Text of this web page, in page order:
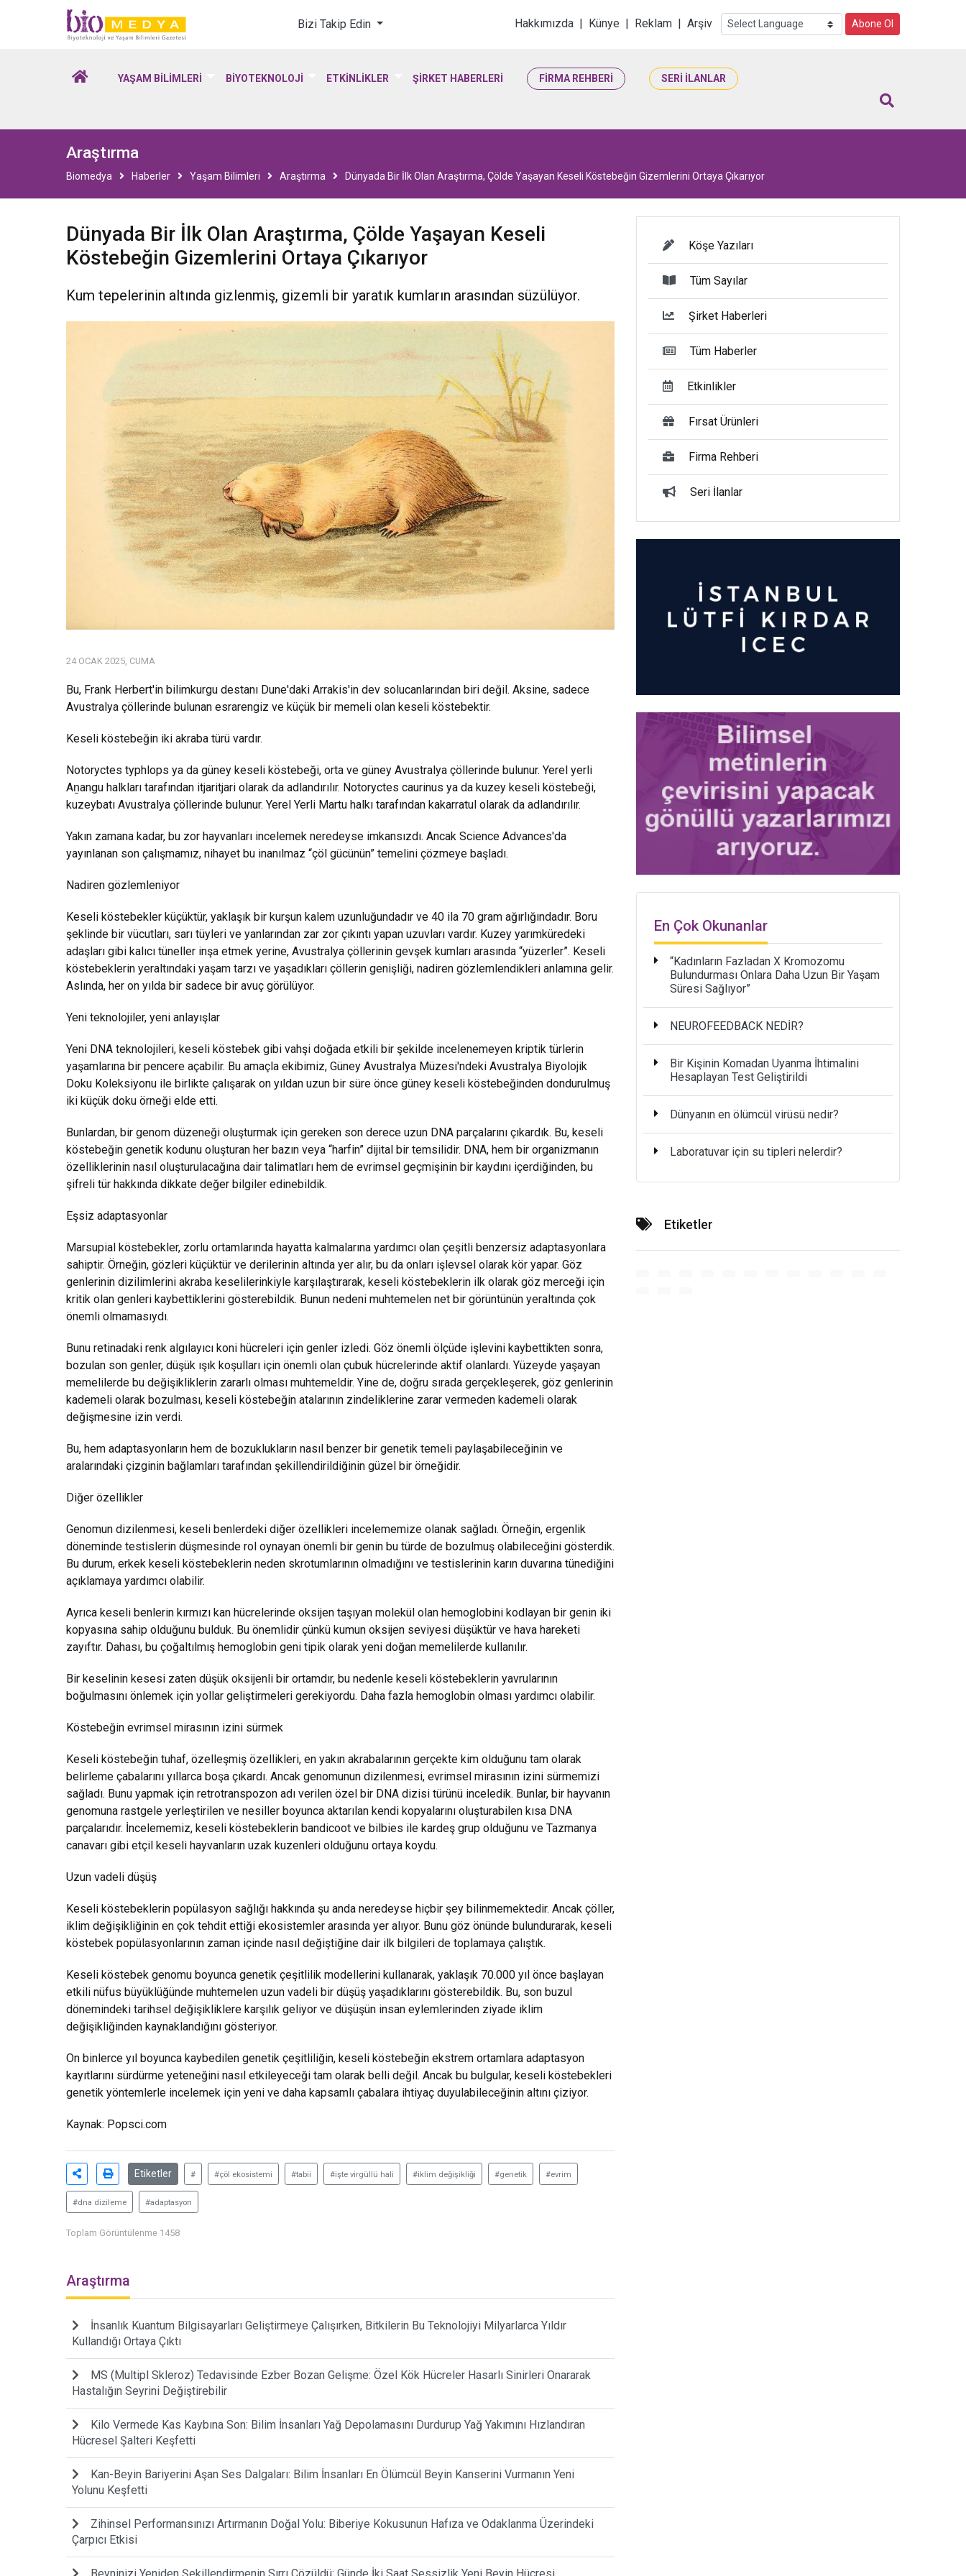
Biomedya - Biyoteknoloji & Yaşam Bilimleri
Bizi Takip Edin Hakkımızda | Künye | Reklam | Arşiv Abone Ol
YAŞAM BİLİMLERİ BİYOTEKNOLOJİ ETKİNLİKLER ŞİRKET HABERLERİ FİRMA REHBERİ SERİ İLANLAR
Araştırma
Biomedya Haberler Yaşam Bilimleri Araştırma Dünyada Bir İlk Olan Araştırma, Çölde Yaşayan Keseli Köstebeğin Gizemlerini Ortaya Çıkarıyor
Dünyada Bir İlk Olan Araştırma, Çölde Yaşayan Keseli
Köstebeğin Gizemlerini Ortaya Çıkarıyor
Kum tepelerinin altında gizlenmiş, gizemli bir yaratık kumların arasından süzülüyor.
24 OCAK 2025, CUMA
Bu, Frank Herbert'in bilimkurgu destanı Dune'daki Arrakis'in dev solucanlarından biri değil. Aksine, sadece
Avustralya çöllerinde bulunan esrarengiz ve küçük bir memeli olan keseli köstebektir.
Keseli köstebeğin iki akraba türü vardır.
Notoryctes typhlops ya da güney keseli köstebeği, orta ve güney Avustralya çöllerinde bulunur. Yerel yerli
Aṉangu halkları tarafından itjaritjari olarak da adlandırılır. Notoryctes caurinus ya da kuzey keseli köstebeği,
kuzeybatı Avustralya çöllerinde bulunur. Yerel Yerli Martu halkı tarafından kakarratul olarak da adlandırılır.
Yakın zamana kadar, bu zor hayvanları incelemek neredeyse imkansızdı. Ancak Science Advances'da
yayınlanan son çalışmamız, nihayet bu inanılmaz “çöl gücünün” temelini çözmeye başladı.
Nadiren gözlemleniyor
Keseli köstebekler küçüktür, yaklaşık bir kurşun kalem uzunluğundadır ve 40 ila 70 gram ağırlığındadır. Boru
şeklinde bir vücutları, sarı tüyleri ve yanlarından zar zor çıkıntı yapan uzuvları vardır. Kuzey yarımküredeki
adaşları gibi kalıcı tüneller inşa etmek yerine, Avustralya çöllerinin gevşek kumları arasında “yüzerler”. Keseli
köstebeklerin yeraltındaki yaşam tarzı ve yaşadıkları çöllerin genişliği, nadiren gözlemlendikleri anlamına gelir.
Aslında, her on yılda bir sadece bir avuç görülüyor.
Yeni teknolojiler, yeni anlayışlar
Yeni DNA teknolojileri, keseli köstebek gibi vahşi doğada etkili bir şekilde incelenemeyen kriptik türlerin
yaşamlarına bir pencere açabilir. Bu amaçla ekibimiz, Güney Avustralya Müzesi'ndeki Avustralya Biyolojik
Doku Koleksiyonu ile birlikte çalışarak on yıldan uzun bir süre önce güney keseli köstebeğinden dondurulmuş
iki küçük doku örneği elde etti.
Bunlardan, bir genom düzeneği oluşturmak için gereken son derece uzun DNA parçalarını çıkardık. Bu, keseli
köstebeğin genetik kodunu oluşturan her bazın veya “harfin” dijital bir temsilidir. DNA, hem bir organizmanın
özelliklerinin nasıl oluşturulacağına dair talimatları hem de evrimsel geçmişinin bir kaydını içerdiğinden, bu
şifreli tür hakkında dikkate değer bilgiler edinebildik.
Eşsiz adaptasyonlar
Marsupial köstebekler, zorlu ortamlarında hayatta kalmalarına yardımcı olan çeşitli benzersiz adaptasyonlara
sahiptir. Örneğin, gözleri küçüktür ve derilerinin altında yer alır, bu da onları işlevsel olarak kör yapar. Göz
genlerinin dizilimlerini akraba keselilerinkiyle karşılaştırarak, keseli köstebeklerin ilk olarak göz merceği için
kritik olan genleri kaybettiklerini gösterebildik. Bunun nedeni muhtemelen net bir görüntünün yeraltında çok
önemli olmamasıydı.
Bunu retinadaki renk algılayıcı koni hücreleri için genler izledi. Göz önemli ölçüde işlevini kaybettikten sonra,
bozulan son genler, düşük ışık koşulları için önemli olan çubuk hücrelerinde aktif olanlardı. Yüzeyde yaşayan
memelilerde bu değişikliklerin zararlı olması muhtemeldir. Yine de, doğru sırada gerçekleşerek, göz genlerinin
kademeli olarak bozulması, keseli köstebeğin atalarının zindeliklerine zarar vermeden kademeli olarak
değişmesine izin verdi.
Bu, hem adaptasyonların hem de bozuklukların nasıl benzer bir genetik temeli paylaşabileceğinin ve
aralarındaki çizginin bağlamları tarafından şekillendirildiğinin güzel bir örneğidir.
Diğer özellikler
Genomun dizilenmesi, keseli benlerdeki diğer özellikleri incelememize olanak sağladı. Örneğin, ergenlik
döneminde testislerin düşmesinde rol oynayan önemli bir genin bu türde de bozulmuş olabileceğini gösterdik.
Bu durum, erkek keseli köstebeklerin neden skrotumlarının olmadığını ve testislerinin karın duvarına tünediğini
açıklamaya yardımcı olabilir.
Ayrıca keseli benlerin kırmızı kan hücrelerinde oksijen taşıyan molekül olan hemoglobini kodlayan bir genin iki
kopyasına sahip olduğunu bulduk. Bu önemlidir çünkü kumun oksijen seviyesi düşüktür ve hava hareketi
zayıftır. Dahası, bu çoğaltılmış hemoglobin geni tipik olarak yeni doğan memelilerde kullanılır.
Bir keselinin kesesi zaten düşük oksijenli bir ortamdır, bu nedenle keseli köstebeklerin yavrularının
boğulmasını önlemek için yollar geliştirmeleri gerekiyordu. Daha fazla hemoglobin olması yardımcı olabilir.
Köstebeğin evrimsel mirasının izini sürmek
Keseli köstebeğin tuhaf, özelleşmiş özellikleri, en yakın akrabalarının gerçekte kim olduğunu tam olarak
belirleme çabalarını yıllarca boşa çıkardı. Ancak genomunun dizilenmesi, evrimsel mirasının izini sürmemizi
sağladı. Bunu yapmak için retrotranspozon adı verilen özel bir DNA dizisi türünü inceledik. Bunlar, bir hayvanın
genomuna rastgele yerleştirilen ve nesiller boyunca aktarılan kendi kopyalarını oluşturabilen kısa DNA
parçalarıdır. İncelememiz, keseli köstebeklerin bandicoot ve bilbies ile kardeş grup olduğunu ve Tazmanya
canavarı gibi etçil keseli hayvanların uzak kuzenleri olduğunu ortaya koydu.
Uzun vadeli düşüş
Keseli köstebeklerin popülasyon sağlığı hakkında şu anda neredeyse hiçbir şey bilinmemektedir. Ancak çöller,
iklim değişikliğinin en çok tehdit ettiği ekosistemler arasında yer alıyor. Bunu göz önünde bulundurarak, keseli
köstebek popülasyonlarının zaman içinde nasıl değiştiğine dair ilk bilgileri de toplamaya çalıştık.
Keseli köstebek genomu boyunca genetik çeşitlilik modellerini kullanarak, yaklaşık 70.000 yıl önce başlayan
etkili nüfus büyüklüğünde muhtemelen uzun vadeli bir düşüş yaşadıklarını gösterebildik. Bu, son buzul
dönemindeki tarihsel değişikliklere karşılık geliyor ve düşüşün insan eylemlerinden ziyade iklim
değişikliğinden kaynaklandığını gösteriyor.
On binlerce yıl boyunca kaybedilen genetik çeşitliliğin, keseli köstebeğin ekstrem ortamlara adaptasyon
kayıtlarını sürdürme yeteneğini nasıl etkileyeceği tam olarak belli değil. Ancak bu bulgular, keseli köstebekleri
genetik yöntemlerle incelemek için yeni ve daha kapsamlı çabalara ihtiyaç duyulabileceğinin altını çiziyor.
Kaynak: Popsci.com
Etiketler # #çöl ekosistemi #tabii #işte virgüllü hali #iklim değişikliği #genetik #evrim
#dna dizileme #adaptasyon
Toplam Görüntülenme 1458
Araştırma
İnsanlık Kuantum Bilgisayarları Geliştirmeye Çalışırken, Bitkilerin Bu Teknolojiyi Milyarlarca Yıldır
Kullandığı Ortaya Çıktı
MS (Multipl Skleroz) Tedavisinde Ezber Bozan Gelişme: Özel Kök Hücreler Hasarlı Sinirleri Onararak
Hastalığın Seyrini Değiştirebilir
Kilo Vermede Kas Kaybına Son: Bilim İnsanları Yağ Depolamasını Durdurup Yağ Yakımını Hızlandıran
Hücresel Şalteri Keşfetti
Kan-Beyin Bariyerini Aşan Ses Dalgaları: Bilim İnsanları En Ölümcül Beyin Kanserini Vurmanın Yeni
Yolunu Keşfetti
Zihinsel Performansınızı Artırmanın Doğal Yolu: Biberiye Kokusunun Hafıza ve Odaklanma Üzerindeki
Çarpıcı Etkisi
Köşe Yazıları
Tüm Sayılar
Şirket Haberleri
Tüm Haberler
Etkinlikler
Fırsat Ürünleri
Firma Rehberi
Seri İlanlar
En Çok Okunanlar
“Kadınların Fazladan X Kromozomu
Bulundurması Onlara Daha Uzun Bir Yaşam
Süresi Sağlıyor”
NEUROFEEDBACK NEDİR?
Bir Kişinin Komadan Uyanma İhtimalini
Hesaplayan Test Geliştirildi
Dünyanın en ölümcül virüsü nedir?
Laboratuvar için su tipleri nelerdir?
Etiketler